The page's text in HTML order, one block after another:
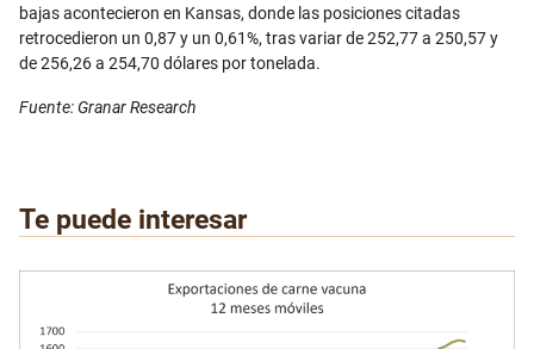
bajas acontecieron en Kansas, donde las posiciones citadas
retrocedieron un 0,87 y un 0,61%, tras variar de 252,77 a 250,57 y
de 256,26 a 254,70 dólares por tonelada.
Fuente: Granar Research
Te puede interesar